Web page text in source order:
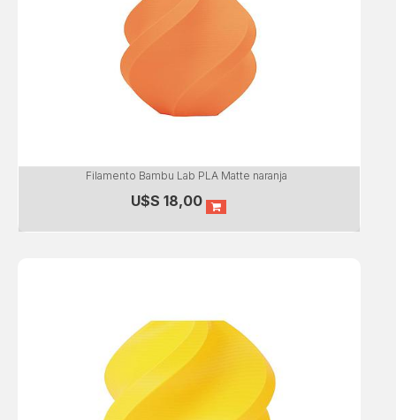
Filamento Bambu Lab PLA Matte naranja
U$S18,00